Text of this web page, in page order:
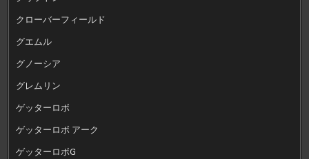
クローバーフィールド
グエムル
グノーシア
グレムリン
ゲッターロボ
ゲッターロボ アーク
ゲッターロボG